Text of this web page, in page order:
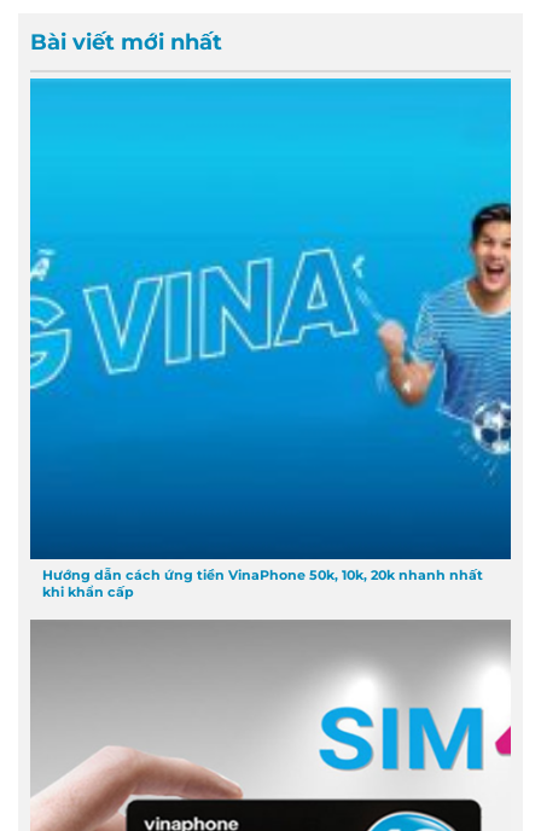
Bài viết mới nhất
Hướng dẫn cách ứng tiền VinaPhone 50k, 10k, 20k nhanh nhất
khi khẩn cấp